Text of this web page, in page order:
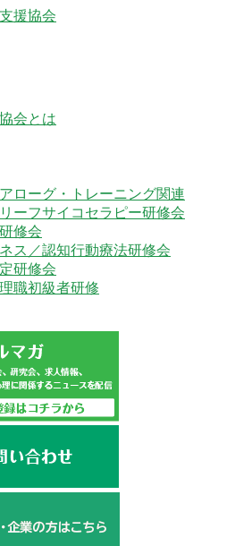
会とは
ローグ・トレーニング関連
ーフサイコセラピー研修会
修会
ス／認知行動療法研修会
研修会
職初級者研修